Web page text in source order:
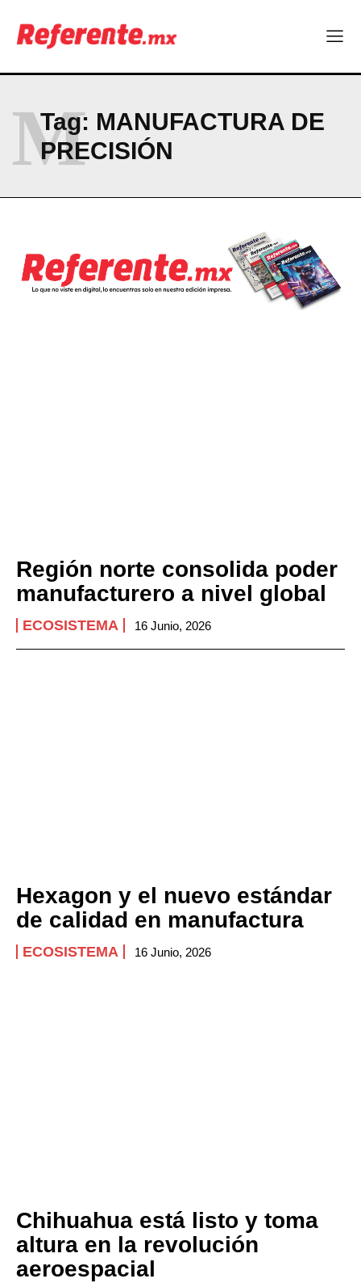
Tag: MANUFACTURA DE
PRECISIÓN
M
Región norte consolida poder
manufacturero a nivel global
ECOSISTEMA 16 Junio, 2026
Hexagon y el nuevo estándar
de calidad en manufactura
ECOSISTEMA 16 Junio, 2026
Chihuahua está listo y toma
altura en la revolución
aeroespacial